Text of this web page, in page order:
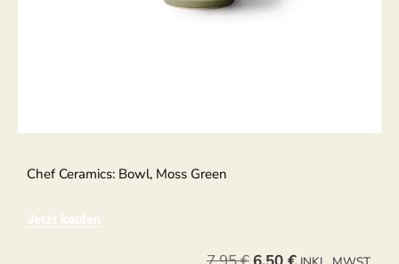
Chef Ceramics: Bowl, Moss Green
Jetzt kaufen